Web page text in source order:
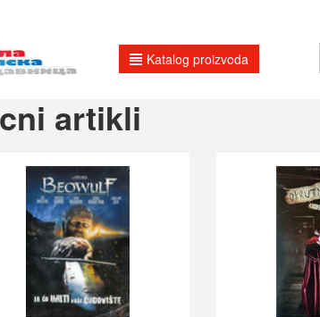
Katalog proizvoda
artikli